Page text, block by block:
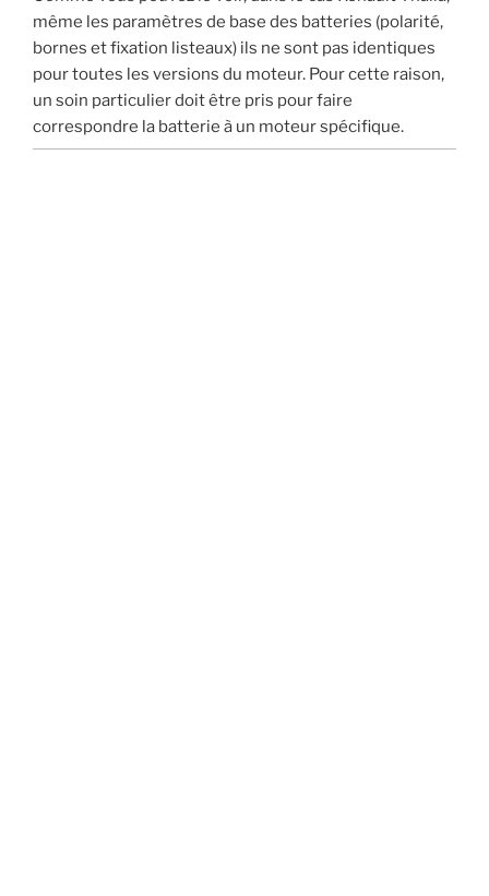
même les paramètres de base des batteries (polarité,
bornes et fixation listeaux) ils ne sont pas identiques
pour toutes les versions du moteur. Pour cette raison,
un soin particulier doit être pris pour faire
correspondre la batterie à un moteur spécifique.